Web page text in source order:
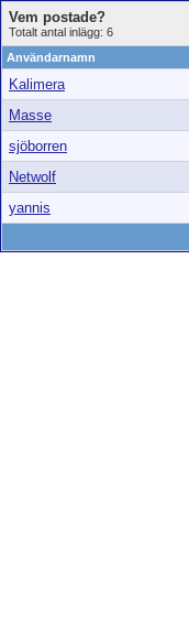
Vem postade?
Totalt antal inlägg: 6
Användarnamn
Kalimera
Masse
sjöborren
Netwolf
yannis